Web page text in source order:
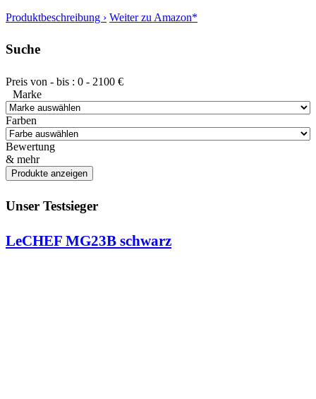
Produktbeschreibung › Weiter zu Amazon*
Suche
Preis von - bis : 0 - 2100 €
Marke
Farben
Bewertung
& mehr
Unser Testsieger
LeCHEF MG23B schwarz